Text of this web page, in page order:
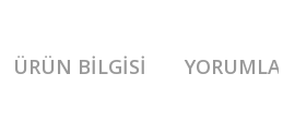
ÜRÜN BILGISI YORUMLAR